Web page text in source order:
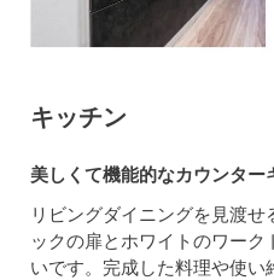
キッチン
美しくて機能的なカウンター
リビングダイニングを見渡
ックの扉とホワイトのワー
いです。完成した料理や使い